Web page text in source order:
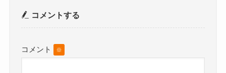
コメントする
コメント ※